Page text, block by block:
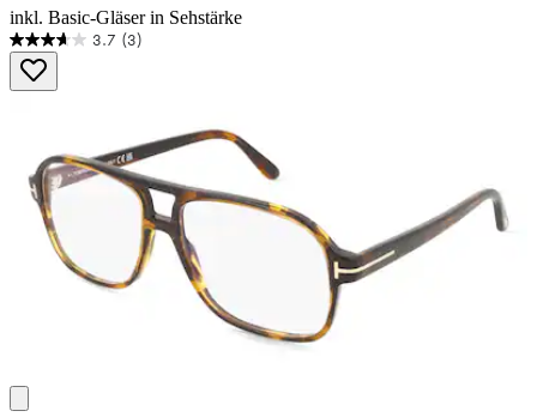
inkl. Basic-Gläser in Sehstärke
3.7 (3)
3.7
von
5
Bewertungen